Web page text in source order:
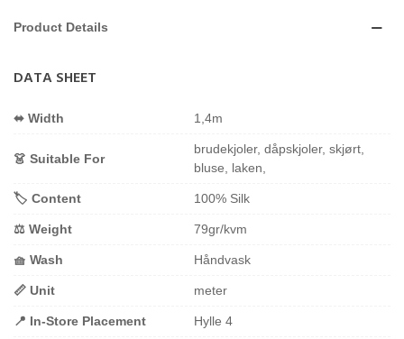
Product Details
DATA SHEET
⬌ Width 1,4m
👗 Suitable For
brudekjoler, dåpskjoler, skjørt,
bluse, laken,
🏷️ Content 100% Silk
⚖️ Weight 79gr/kvm
🧺 Wash Håndvask
📏 Unit meter
📍 In-Store Placement Hylle 4